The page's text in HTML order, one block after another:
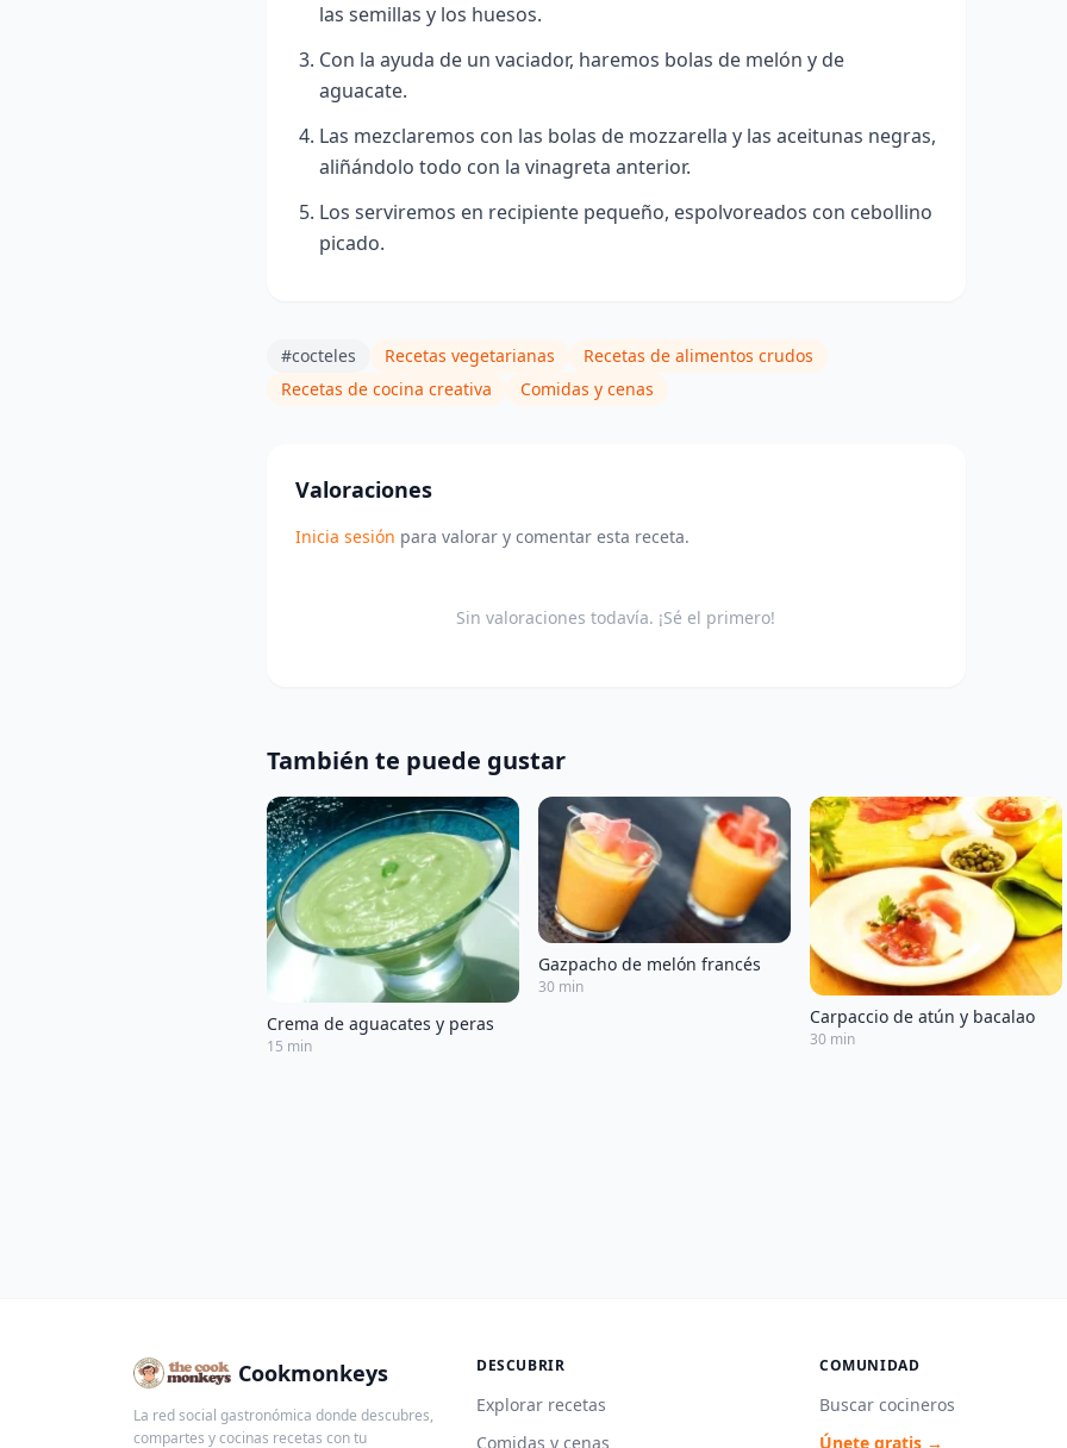
las semillas y los huesos.
Con la ayuda de un vaciador, haremos bolas de melón y de
aguacate.
Las mezclaremos con las bolas de mozzarella y las aceitunas negras,
aliñándolo todo con la vinagreta anterior.
Los serviremos en recipiente pequeño, espolvoreados con cebollino
picado.
#cocteles Recetas vegetarianas
Recetas de alimentos crudos
Recetas de cocina creativa
Comidas y cenas
Valoraciones
Inicia sesión para valorar y comentar esta receta.
Sin valoraciones todavía. ¡Sé el primero!
También te puede gustar
Crema de aguacates y peras
15 min
Gazpacho de melón francés
30 min
Carpaccio de atún y bacalao
30 min
Cookmonkeys
La red social gastronómica donde descubres,
compartes y cocinas recetas con tu
DESCUBRIR
Explorar recetas
Comidas y cenas
COMUNIDAD
Buscar cocineros
Únete gratis →